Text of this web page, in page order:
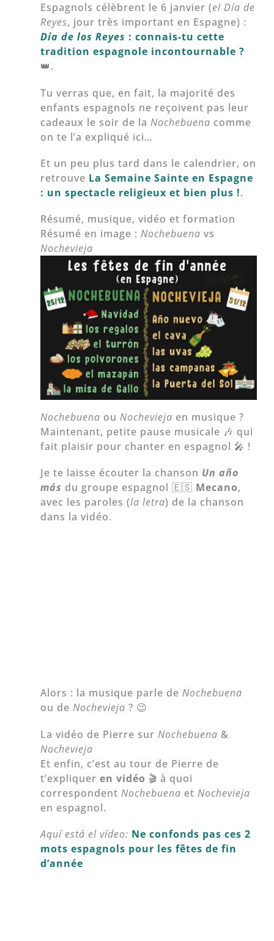
Espagnols célèbrent le 6 janvier (el Día de
Reyes, jour très important en Espagne) :
Día de los Reyes : connais-tu cette
tradition espagnole incontournable ?
👑.
Tu verras que, en fait, la majorité des
enfants espagnols ne reçoivent pas leur
cadeaux le soir de laNochebuena comme
on te l’a expliqué ici…
Et un peu plus tard dans le calendrier, on
retrouve La Semaine Sainte en Espagne
: un spectacle religieux et bien plus !.
Résumé, musique, vidéo et formation
Résumé en image :Nochebuena vs
Nochevieja
Nochebuena ouNochevieja en musique ?
Maintenant, petite pause musicale 🎶 qui
fait plaisir pour chanter en espagnol 🎤 !
Je te laisse écouter la chanson Un año
más du groupe espagnol 🇪🇸 Mecano,
avec les paroles (la letra) de la chanson
dans la vidéo.
Alors : la musique parle deNochebuena
ou deNochevieja ? 😉
La vidéo de Pierre surNochebuena &
Nochevieja
Et enfin, c’est au tour de Pierre de
t’expliquer en vidéo 🎬 à quoi
correspondentNochebuena etNochevieja
en espagnol.
Aquí está el vídeo: Ne confonds pas ces 2
mots espagnols pour les fêtes de fin
d’année